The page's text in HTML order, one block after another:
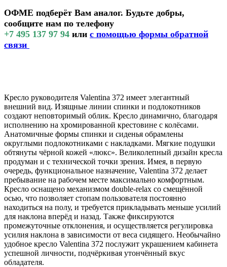
ОФМЕ подберёт Вам аналог. Будьте добры,
сообщите нам по телефону
+7 495 137 97 94 или с помощью формы обратной
связи
Кресло руководителя Valentina 372 имеет элегантный
внешний вид. Изящные линии спинки и подлокотников
создают неповторимый облик. Кресло динамично, благодаря
исполнению на хромированной крестовине с колёсами.
Анатомичные формы спинки и сиденья обрамлены
округлыми подлокотниками с накладками. Мягкие подушки
обтянуты чёрной кожей «люкс». Великолепный дизайн кресла
продуман и с технической точки зрения. Имея, в первую
очередь, функциональное назначение, Valentina 372 делает
пребывание на рабочем месте максимально комфортным.
Кресло оснащено механизмом double-relax со смещённой
осью, что позволяет стопам пользователя постоянно
находиться на полу, и требуется прикладывать меньше усилий
для наклона вперёд и назад. Также фиксируются
промежуточные отклонения, и осуществляется регулировка
усилия наклона в зависимости от веса сидящего. Необычайно
удобное кресло Valentina 372 послужит украшением кабинета
успешной личности, подчёркивая утончённый вкус
обладателя.